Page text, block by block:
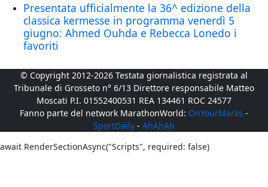
Presentata ufficialmente la 36^ edizione della
classica kermesse in programma venerdì 5
giugno: Ahmed Ouhda e Rebecca Lonedo i
favoriti
© Copyright 2012-2026 Testata giornalistica registrata al
Tribunale di Grosseto n° 6/13 Direttore responsabile Matteo
Moscati P.I. 01552400531 REA 134461 ROC 24577
Fanno parte del network MarathonWorld: OnYourMarks -
SportDaily - AhAhAh
await RenderSectionAsync("Scripts", required: false)